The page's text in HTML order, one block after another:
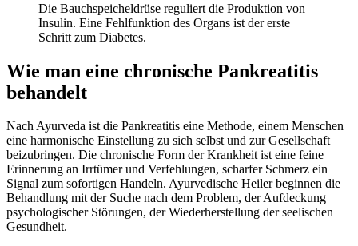
Die Bauchspeicheldrüse reguliert die Produktion von
Insulin. Eine Fehlfunktion des Organs ist der erste
Schritt zum Diabetes.
Wie man eine chronische Pankreatitis
behandelt
Nach Ayurveda ist die Pankreatitis eine Methode, einem Menschen
eine harmonische Einstellung zu sich selbst und zur Gesellschaft
beizubringen. Die chronische Form der Krankheit ist eine feine
Erinnerung an Irrtümer und Verfehlungen, scharfer Schmerz ein
Signal zum sofortigen Handeln. Ayurvedische Heiler beginnen die
Behandlung mit der Suche nach dem Problem, der Aufdeckung
psychologischer Störungen, der Wiederherstellung der seelischen
Gesundheit.